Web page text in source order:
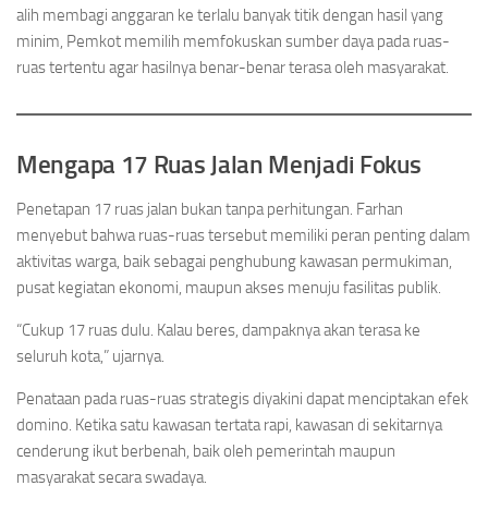
alih membagi anggaran ke terlalu banyak titik dengan hasil yang
minim, Pemkot memilih memfokuskan sumber daya pada ruas-
ruas tertentu agar hasilnya benar-benar terasa oleh masyarakat.
Mengapa 17 Ruas Jalan Menjadi Fokus
Penetapan 17 ruas jalan bukan tanpa perhitungan. Farhan
menyebut bahwa ruas-ruas tersebut memiliki peran penting dalam
aktivitas warga, baik sebagai penghubung kawasan permukiman,
pusat kegiatan ekonomi, maupun akses menuju fasilitas publik.
“Cukup 17 ruas dulu. Kalau beres, dampaknya akan terasa ke
seluruh kota,” ujarnya.
Penataan pada ruas-ruas strategis diyakini dapat menciptakan efek
domino. Ketika satu kawasan tertata rapi, kawasan di sekitarnya
cenderung ikut berbenah, baik oleh pemerintah maupun
masyarakat secara swadaya.